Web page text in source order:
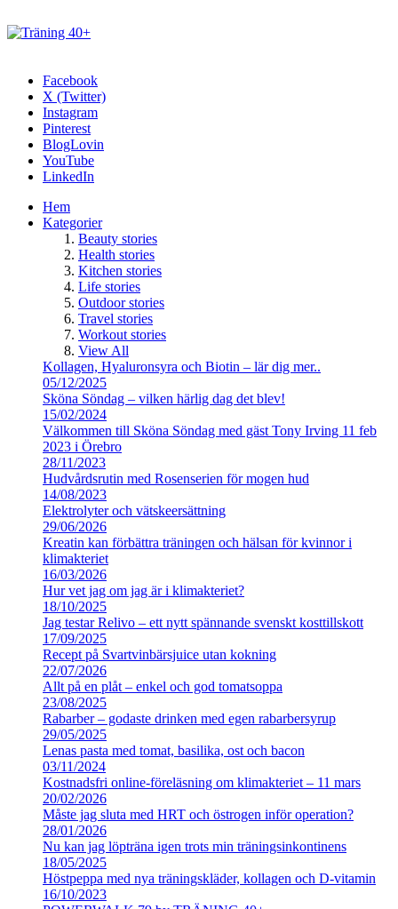
Facebook
X (Twitter)
Instagram
Pinterest
BlogLovin
YouTube
LinkedIn
Hem
Kategorier
Beauty stories
Health stories
Kitchen stories
Life stories
Outdoor stories
Travel stories
Workout stories
View All
Kollagen, Hyaluronsyra och Biotin – lär dig mer..
05/12/2025
Sköna Söndag – vilken härlig dag det blev!
15/02/2024
Välkommen till Sköna Söndag med gäst Tony Irving 11 feb
2023 i Örebro
28/11/2023
Hudvårdsrutin med Rosenserien för mogen hud
14/08/2023
Elektrolyter och vätskeersättning
29/06/2026
Kreatin kan förbättra träningen och hälsan för kvinnor i
klimakteriet
16/03/2026
Hur vet jag om jag är i klimakteriet?
18/10/2025
Jag testar Relivo – ett nytt spännande svenskt kosttillskott
17/09/2025
Recept på Svartvinbärsjuice utan kokning
22/07/2026
Allt på en plåt – enkel och god tomatsoppa
23/08/2025
Rabarber – godaste drinken med egen rabarbersyrup
29/05/2025
Lenas pasta med tomat, basilika, ost och bacon
03/11/2024
Kostnadsfri online-föreläsning om klimakteriet – 11 mars
20/02/2026
Måste jag sluta med HRT och östrogen inför operation?
28/01/2026
Nu kan jag löpträna igen trots min träningsinkontinens
18/05/2025
Höstpeppa med nya träningskläder, kollagen och D-vitamin
16/10/2023